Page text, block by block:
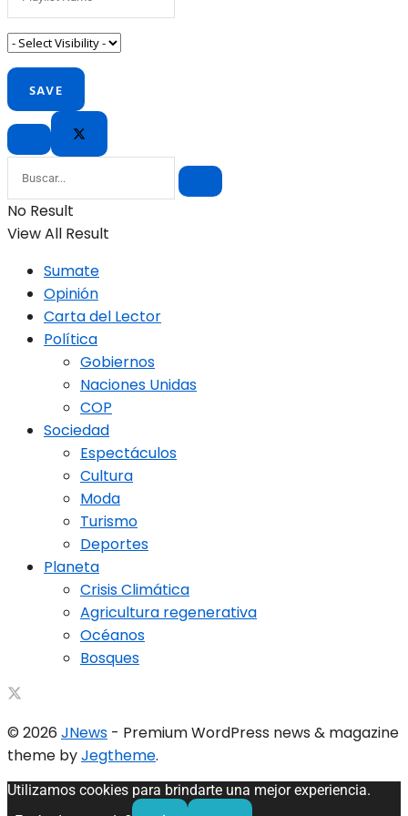
No Result
View All Result
Sumate
Opinión
Carta del Lector
Política
Gobiernos
Naciones Unidas
COP
Sociedad
Espectáculos
Cultura
Moda
Turismo
Deportes
Planeta
Crisis Climática
Agricultura regenerativa
Océanos
Bosques
© 2026 JNews - Premium WordPress news & magazine
theme byJegtheme.
Utilizamos cookies para brindarte una mejor experiencia.